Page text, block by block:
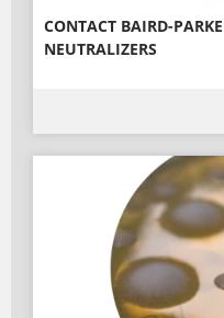
CONTACT BAIRD-
NEUTRALIZERS